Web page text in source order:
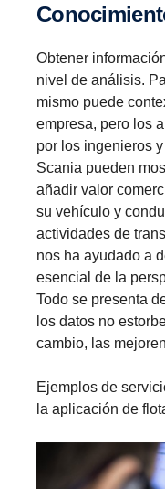
Obtener
nivel de análisis.
mismo puede
empresa, pero los
por los ingenieros
Scania pueden
añadir valor
su vehículo y
actividades de
nos ha ayudado a
esencial de la
Todo se presenta
los datos no
cambio, las
Ejemplos de
la aplicación de